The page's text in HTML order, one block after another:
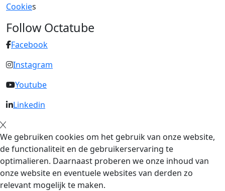
Cookies
Follow Octatube
Facebook
Instagram
Youtube
Linkedin
We gebruiken cookies om het gebruik van onze website,
de functionaliteit en de gebruikerservaring te
optimalieren. Daarnaast proberen we onze inhoud van
onze website en eventuele websites van derden zo
relevant mogelijk te maken.